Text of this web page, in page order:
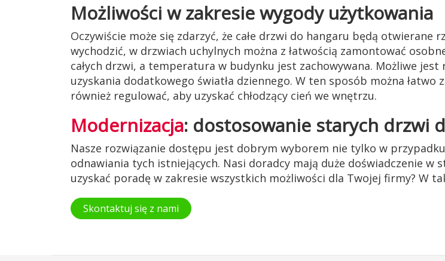
Możliwości w zakresie wygody użytkowania
Oczywiście może się zdarzyć, że całe drzwi do hangaru będą otwierane
wychodzić, w drzwiach uchylnych można z łatwością zamontować
całych drzwi, a temperatura w budynku jest zachowywana. Możliwe
uzyskania dodatkowego światła dziennego. W ten sposób można
również regulować, aby uzyskać chłodzący cień we wnętrzu.
Modernizacja: dostosowanie starych drzwi
Nasze rozwiązanie dostępu jest dobrym wyborem nie tylko w
odnawiania tych istniejących. Nasi doradcy mają duże doświadczenie w
uzyskać poradę w zakresie wszystkich możliwości dla Twojej firmy? W
Skontaktuj się z nami